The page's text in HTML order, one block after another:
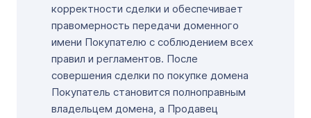
корректности сделки и обеспечивает
правомерность передачи доменного
имени Покупателю с соблюдением всех
правил и регламентов. После
совершения сделки по покупке домена
Покупатель становится полноправным
владельцем домена, а Продавец